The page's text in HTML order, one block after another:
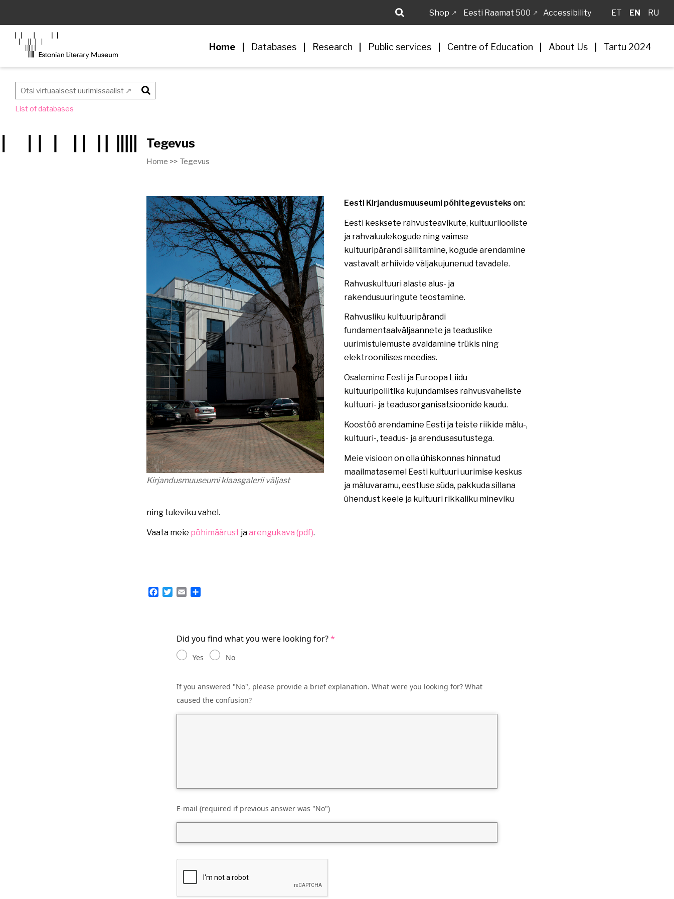
Shop Eesti Raamat 500 Accessibility ET EN RU
Home Databases Research Public services Centre of Education About Us Tartu 2024
Otsi
List of databases
Tegevus
Home >> Tegevus
Kirjandusmuuseumi klaasgalerii väljast
Eesti Kirjandusmuuseumi põhitegevusteks on:
Eesti kesksete rahvusteavikute, kultuurilooliste
ja rahvaluulekogude ning vaimse
kultuuripärandi säilitamine, kogude arendamine
vastavalt arhiivide väljakujunenud tavadele.
Rahvuskultuuri alaste alus- ja
rakendusuuringute teostamine.
Rahvusliku kultuuripärandi
fundamentaalväljaannete ja teaduslike
uurimistulemuste avaldamine trükis ning
elektroonilises meedias.
Osalemine Eesti ja Euroopa Liidu
kultuuripoliitika kujundamises rahvusvaheliste
kultuuri- ja teadusorganisatsioonide kaudu.
Koostöö arendamine Eesti ja teiste riikide mälu-,
kultuuri-, teadus- ja arendusasutustega.
Meie visioon on olla ühiskonnas hinnatud
maailmatasemel Eesti kultuuri uurimise keskus
ja mäluvaramu, eestluse süda, pakkuda sillana
ühendust keele ja kultuuri rikkaliku mineviku
ning tuleviku vahel.
Vaata meie põhimäärust jaarengukava (pdf).
Facebook
Twitter
Email
Did you find what you were looking for?
Yes No
If you answered "No", please provide a brief explanation. What were you looking for? What
caused the confusion?
E-mail (required if previous answer was "No")